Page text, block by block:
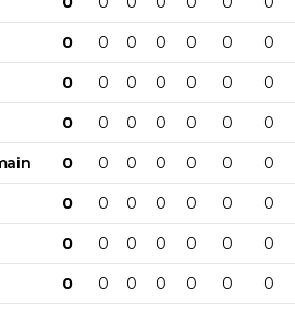
0 0 0 0 0 0 0
0 0 0 0 0 0 0
0 0 0 0 0 0 0
0 0 0 0 0 0 0
0 0 0 0 0 0 0
0 0 0 0 0 0 0
0 0 0 0 0 0 0